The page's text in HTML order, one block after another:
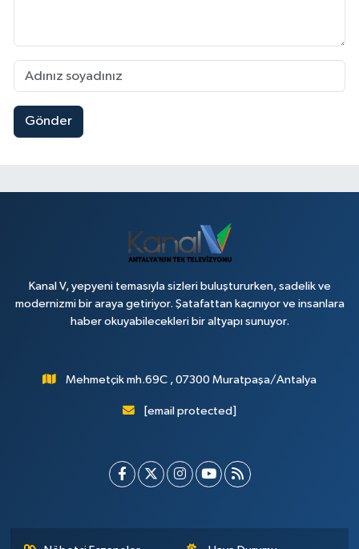
Gönder
Kanal V, yepyeni temasıyla sizleri buluştururken, sadelik ve
modernizmi bir araya getiriyor. Şatafattan kaçınıyor ve insanlara
haber okuyabilecekleri bir altyapı sunuyor.
Mehmetçik mh.69C , 07300 Muratpaşa/Antalya
[email protected]